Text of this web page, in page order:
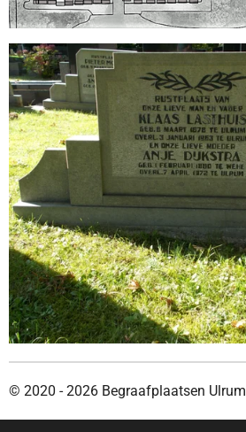
© 2020 - 2026 Begraafplaatsen Ulrum